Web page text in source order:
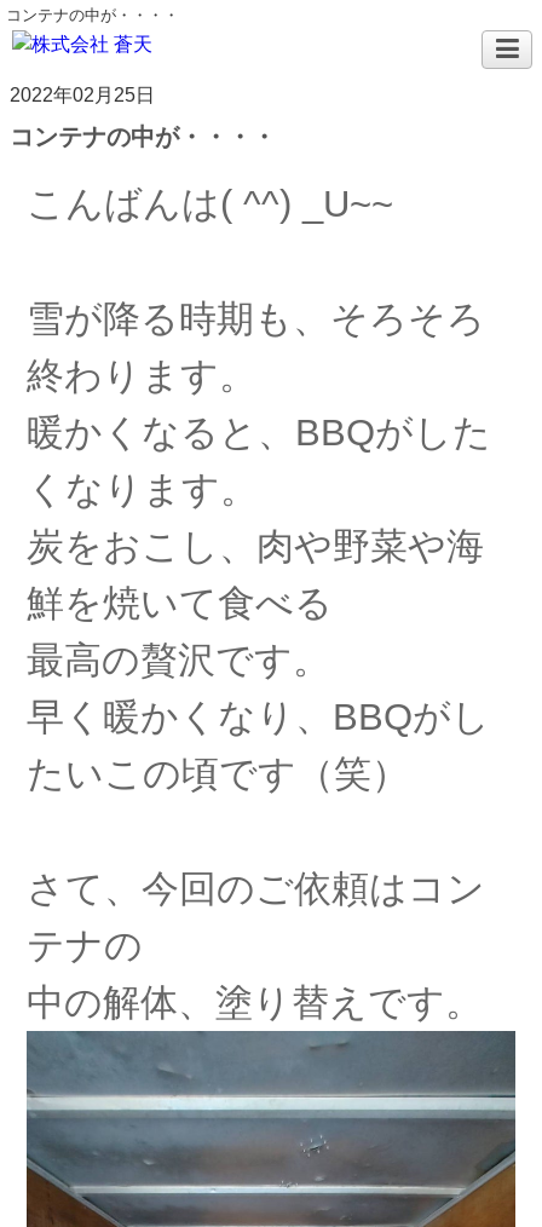
コンテナの中が・・・・
2022年02月25日
コンテナの中が・・・・
こんばんは( ^^) _U~~
雪が降る時期も、そろそろ
終わります。
暖かくなると、BBQがした
くなります。
炭をおこし、肉や野菜や海
鮮を焼いて食べる
最高の贅沢です。
早く暖かくなり、BBQがし
たいこの頃です（笑）
さて、今回のご依頼はコン
テナの
中の解体、塗り替えです。